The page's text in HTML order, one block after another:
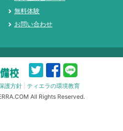
無料体験
お問い合わせ
護方針
ティエラの環境教育
All Rights Reserved.